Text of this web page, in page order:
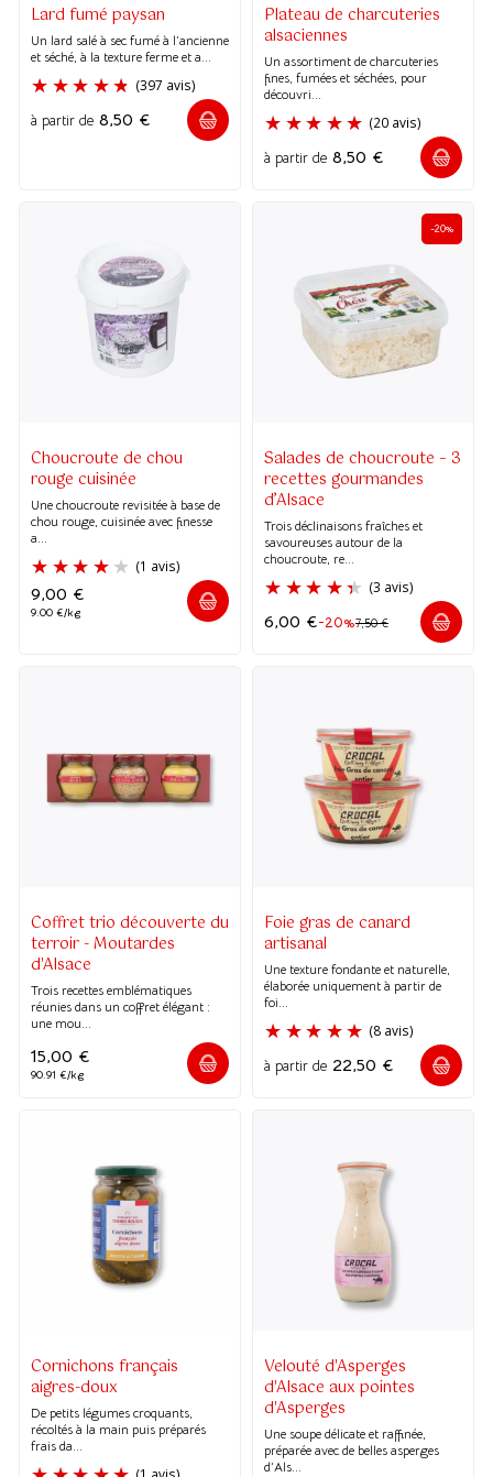
Lard fumé paysan
Un lard salé à sec fumé à l’ancienne
et séché, à la texture ferme et a...
à partir de 8,50 €
Plateau de charcuteries
alsaciennes
Un assortiment de charcuteries
fines, fumées et séchées, pour
découvri...
à partir de 8,50 €
Choucroute de chou
rouge cuisinée
Une choucroute revisitée à base de
chou rouge, cuisinée avec finesse
a...
(1 avis)
9,00 €
9.00 €/kg
-20%
Salades de choucroute – 3
recettes gourmandes
d’Alsace
Trois déclinaisons fraîches et
savoureuses autour de la
choucroute, re...
(3 avis)
-20%7,50€
6,00 €
Coffret trio découverte du
terroir - Moutardes
d'Alsace
Trois recettes emblématiques
réunies dans un coffret élégant :
une mou...
15,00 €
90.91 €/kg
Foie gras de canard
artisanal
Une texture fondante et naturelle,
élaborée uniquement à partir de
foi...
à partir de 22,50 €
Cornichons français
aigres-doux
De petits légumes croquants,
récoltés à la main puis préparés
frais da...
Velouté d'Asperges
d'Alsace aux pointes
d'Asperges
Une soupe délicate et raffinée,
préparée avec de belles asperges
d’Als...